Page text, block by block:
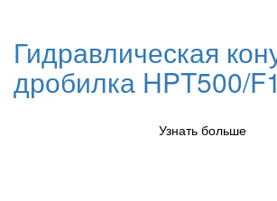
Гидравлическая
дробилка HPT500/F1
Узнать больше